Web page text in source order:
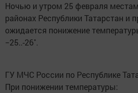
Ночью и утром 25 февраля
районах Республики Татарстан и
ожидается понижение
−25..-26˚.
ГУ МЧС России по Республике
При понижении температуры: